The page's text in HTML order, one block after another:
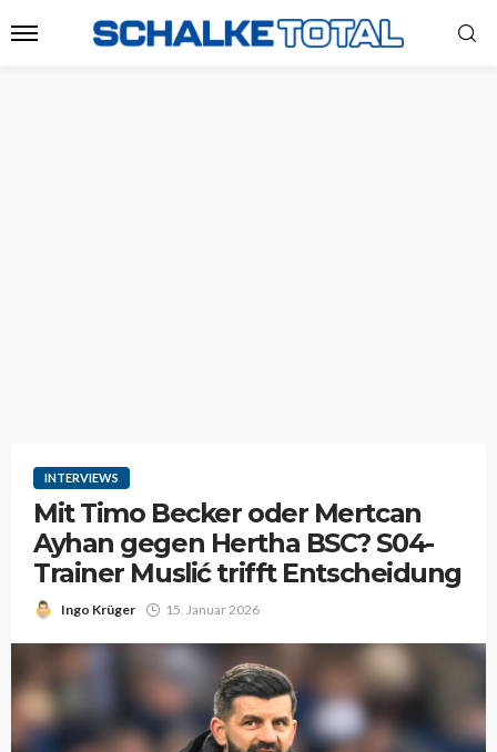
INTERVIEWS
Mit Timo Becker oder Mertcan
Ayhan gegen Hertha BSC? S04-
Trainer Muslić trifft Entscheidung
Ingo Krüger 15. Januar 2026